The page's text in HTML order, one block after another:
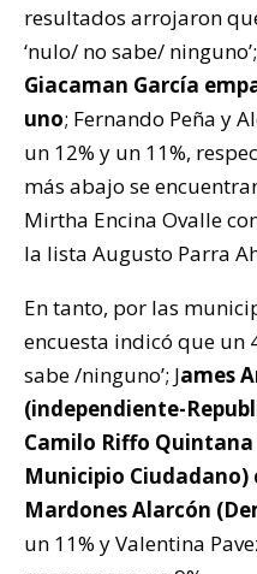
resultados arrojaron
‘nulo/ no sabe/ ninguno’;
Giacaman García
uno; Fernando Peña y
un 12% y un 11%,
más abajo se
Mirtha Encina Ovalle
la lista Augusto Parra
En tanto, por las
encuesta indicó que un
sabe /ninguno’; James
(independiente-
Camilo Riffo
Municipio Ciudadano)
Mardones Alarcón
un 11% y Valentina